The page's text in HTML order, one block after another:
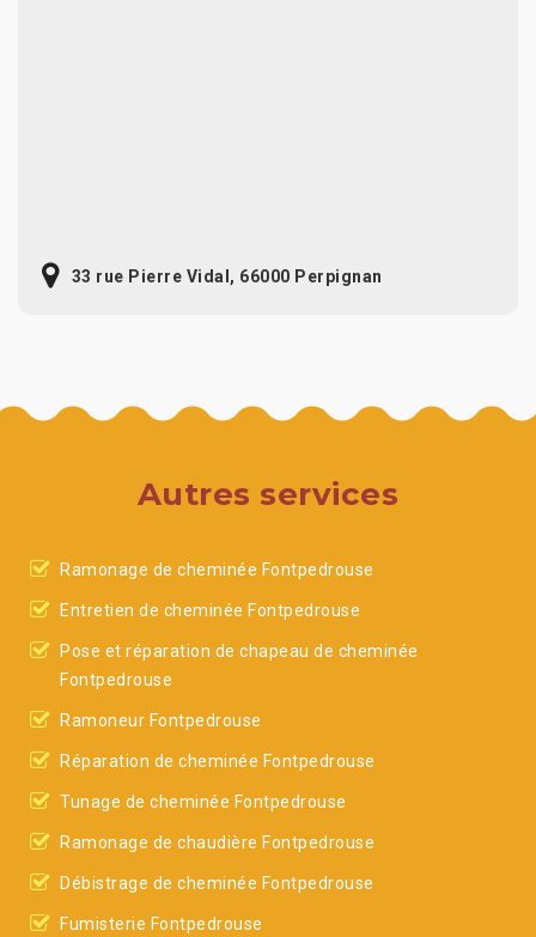
33 rue Pierre Vidal, 66000 Perpignan
Autres services
Ramonage de cheminée Fontpedrouse
Entretien de cheminée Fontpedrouse
Pose et réparation de chapeau de cheminée
Fontpedrouse
Ramoneur Fontpedrouse
Réparation de cheminée Fontpedrouse
Tunage de cheminée Fontpedrouse
Ramonage de chaudière Fontpedrouse
Débistrage de cheminée Fontpedrouse
Fumisterie Fontpedrouse